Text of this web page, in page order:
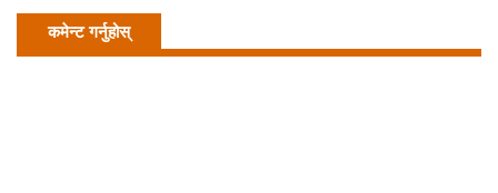
कमेन्ट गर्नुहोस्